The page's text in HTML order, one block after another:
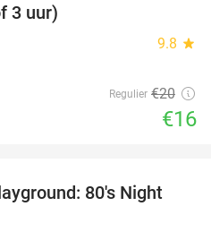
3 uur)
9.8 star
Regulier €20
€16
45%
80's Night